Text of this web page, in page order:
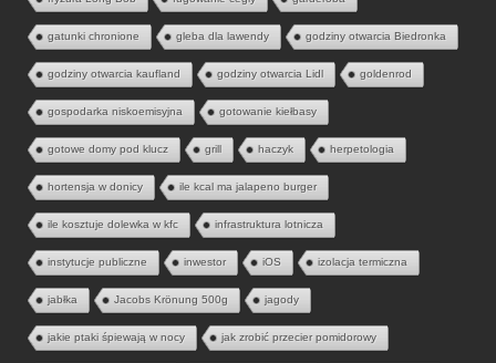
gatunki chronione gleba dla lawendy godziny otwarcia Biedronka
godziny otwarcia kaufland godziny otwarcia Lidl goldenrod
gospodarka niskoemisyjna gotowanie kiełbasy
gotowe domy pod klucz grill haczyk herpetologia
hortensja w donicy ile kcal ma jalapeno burger
ile kosztuje dolewka w kfc infrastruktura lotnicza
instytucje publiczne inwestor iOS izolacja termiczna
jabłka Jacobs Krönung 500g jagody
jakie ptaki śpiewają w nocy jak zrobić przecier pomidorowy